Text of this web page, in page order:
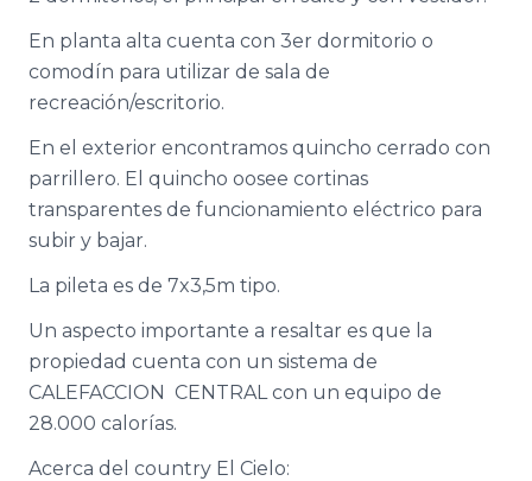
En planta alta cuenta con 3er dormitorio o
comodín para utilizar de sala de
recreación/escritorio.
En el exterior encontramos quincho cerrado con
parrillero. El quincho oosee cortinas
transparentes de funcionamiento eléctrico para
subir y bajar.
La pileta es de 7x3,5m tipo.
Un aspecto importante a resaltar es que la
propiedad cuenta con un sistema de
CALEFACCION CENTRAL con un equipo de
28.000 calorías.
Acerca del country El Cielo: